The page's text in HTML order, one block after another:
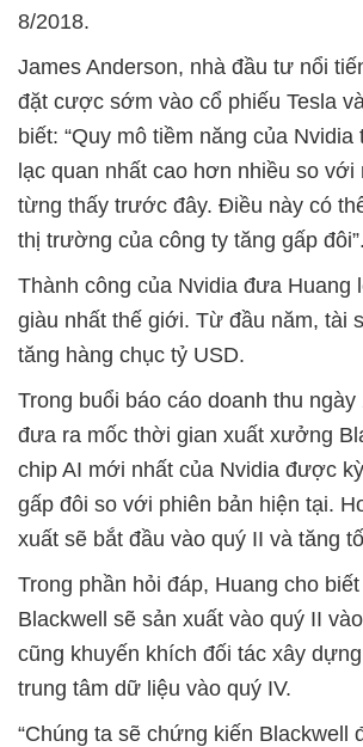
8/2018.
James Anderson, nhà đầu tư nổi
đặt cược sớm vào cổ phiếu Tesla
biết: “Quy mô tiềm năng của Nvidia
lạc quan nhất cao hơn nhiều so với
từng thấy trước đây. Điều này có
thị trường của công ty tăng gấp đôi”.
Thành công của Nvidia đưa Huang
giàu nhất thế giới. Từ đầu năm, tài
tăng hàng chục tỷ USD.
Trong buổi báo cáo doanh thu ngày
đưa ra mốc thời gian xuất xưởng
chip AI mới nhất của Nvidia được
gấp đôi so với phiên bản hiện tại.
xuất sẽ bắt đầu vào quý II và tăng
Trong phần hỏi đáp, Huang cho
Blackwell sẽ sản xuất vào quý II
cũng khuyến khích đối tác xây
trung tâm dữ liệu vào quý IV.
“Chúng ta sẽ chứng kiến Blackwell